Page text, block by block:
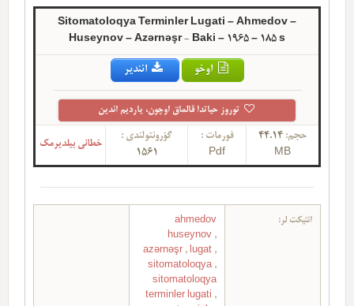
Sitomatoloqya Terminler Lugati – Ahmedov –
Huseynov – Azərnəşr - Baki – 1965 – 185 s
اوخو ائندیر
توروز حیاتدا قالماق اوچون، یاردیم ائدین
حجم: 44.14
MB
فورمات :
Pdf
گؤرونتولندی :
1561
خطانی بیلدیرمک
ائتیکت لر:
ahmedov
huseynov ,
azərnəşr , lugat ,
sitomatoloqya ,
sitomatoloqya
terminler lugati ,